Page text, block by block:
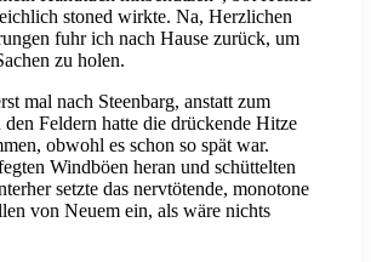
stoned wirkte. Na, Herzlichen
fuhr ich nach Hause zurück, um
zu holen.
mal nach Steenbarg, anstatt zum
den Feldern hatte die drückende Hitze
obwohl es schon so spät war.
Windböen heran und schüttelten
setzte das nervtötende, monotone
von Neuem ein, als wäre nichts